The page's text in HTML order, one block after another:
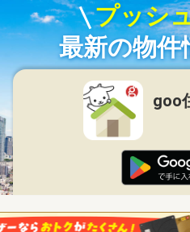
プッシ
最新の物件
goo